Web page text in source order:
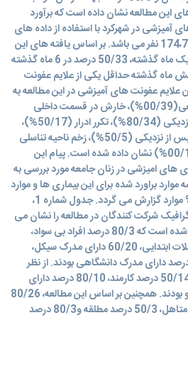
این مطالعه نشان داده است که برآورد
آمیزشی در شهرکرد با استفاده از داده های
مراکز بهداشتی-درمانی برابر 174،798 نفر می باشد. بر اساس یافته های این
مطالعه، 20/46 درصد افراد در یک ماه گذشته، 50/33 درصد در 6 ماه گذشته
و شش ماه گذشته حداقل یکی از علایم عفونت
علایم عفونت های آمیزشی در این مطالعه به
ترتیب، خروج ترشحات غیر طبیعی(00/39%)، خارش در قسمت داخلی
(80/34%)، خونریزی پس از نزدیکی (80/34%)، تکرر ادرار (50/17%)،
درد زیر شکم (80/16%)، درد پس از نزدیکی (50/5%)، زخم ناحیه تناسلی
(60/1%) و وجود غد متورم (00/1%) نشان داده شده است. پیام این
های امیزشی در زنان جامعه مورد بررسی به
براورد شده برای این بیماری ها و موارد
گزارش و ثبت شده، حدود 12% موارد گزارش می گردد. جدول شماره 1،
شرکت کنندگان در مطالعه را نشان می
دهد. در این مطالعه نشان داده شده است که 80/3 درصد افراد بی سواد،
50/9 درصد دارای سطح تحصیلات ابتدایی، 60/20 دارای مدرک سیکل،
29 درصد دیپلم و 10/37 درصد دارای مدرک دانشگاهی بودند. از نظر
شغلی، 20/68 درصد خانه دار، 50/14 درصد کارمند، 80/10 درصد دارای
شغل آزاد و 50/6 درصد دانشجو بودند. همچنین بر اساس این مطالعه، 80/26
درصد آنها مجرد، 00/66 درصد متاهل، 50/3 درصد مطلقه و80/3 درصد